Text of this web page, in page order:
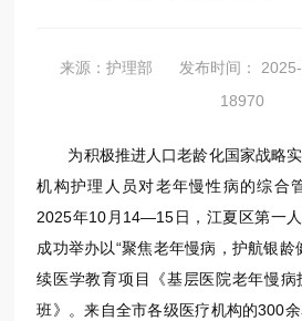
来源：护理部 发布时间：
18970
为积极推进人口老龄化国家战略
机构护理人员对老年慢性病的综合
2025年10月14—15日，江夏区第一
成功举办以“聚焦老年慢病，护航银龄
续医学教育项目《基层医院老年慢病
班》。来自全市各级医疗机构的300